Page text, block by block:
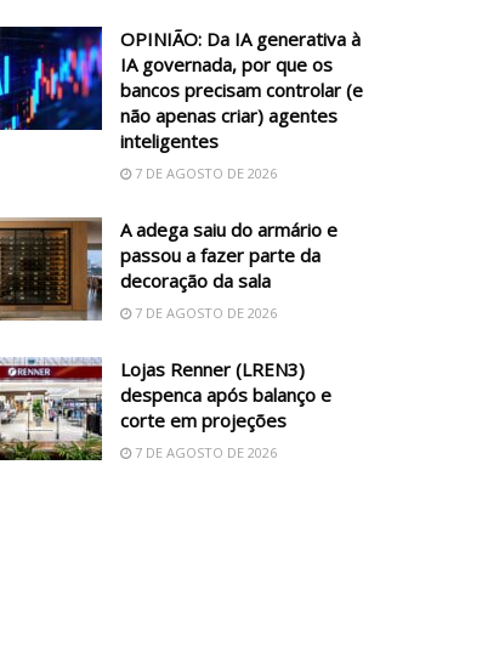
OPINIÃO: Da IA generativa à
IA governada, por que os
bancos precisam controlar (e
não apenas criar) agentes
inteligentes
7 DE AGOSTO DE 2026
A adega saiu do armário e
passou a fazer parte da
decoração da sala
7 DE AGOSTO DE 2026
Lojas Renner (LREN3)
despenca após balanço e
corte em projeções
7 DE AGOSTO DE 2026